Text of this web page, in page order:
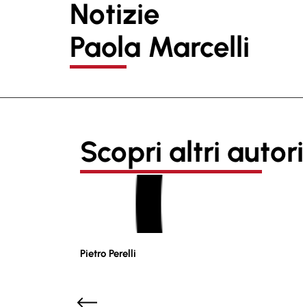
Notizie
Paola Marcelli
Scopri altri autori
Pietro Perelli